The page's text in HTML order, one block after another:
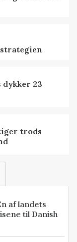
dykker 23
trods
af landets
til Danish